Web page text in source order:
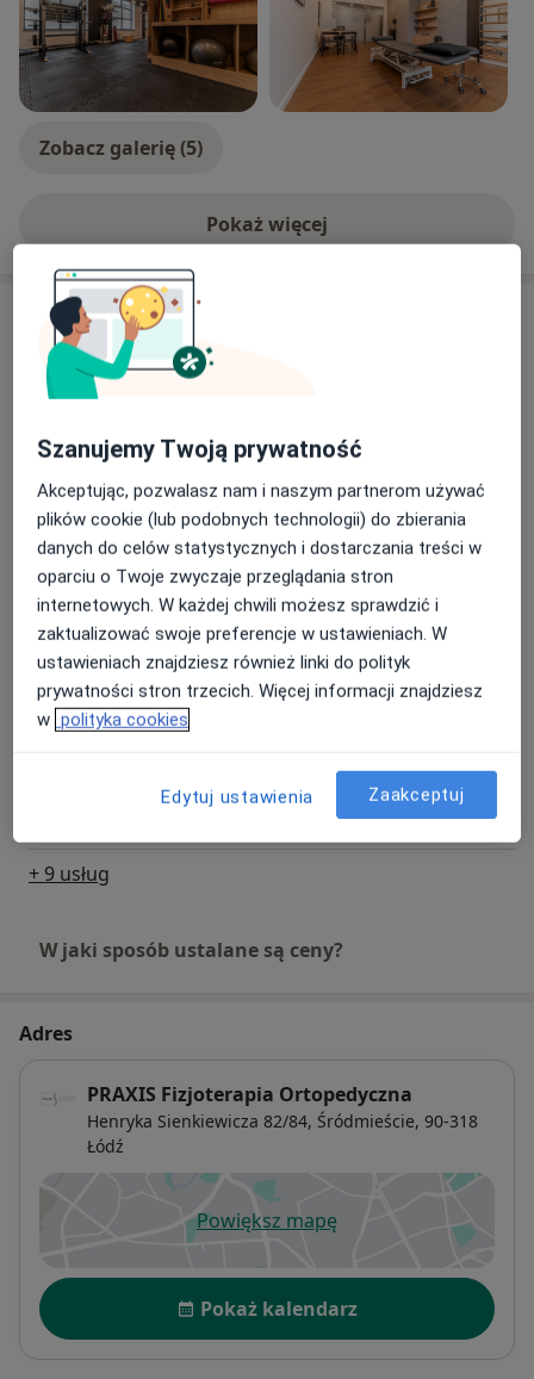
Zobacz galerię (5)
Pokaż więcejo doświadczeniu
Usługi i ceny
Konsultacja fizjoterapeutyczna
Od 200 zł
Drenaż limfatyczny
60 zł - 100 zł Szczegóły Umów wizytę
Fala uderzeniowa
80 zł Szczegóły Umów wizytę
Medyczny trening rehabilitacyjny
Od 170 zł Szczegóły Umów wizytę
Umów wizytę
+ 9 usług
W jaki sposób ustalane są ceny?
Adres
PRAXIS Fizjoterapia Ortopedyczna
Henryka Sienkiewicza 82/84, Śródmieście, 90-318
Łódź
Powiększ mapęotwiera się w nowej karcie
Dostępność
Pokaż kalendarz
Szanujemy Twoją prywatność
Akceptując, pozwalasz nam i naszym partnerom używać
plików cookie (lub podobnych technologii) do zbierania
danych do celów statystycznych i dostarczania treści w
oparciu o Twoje zwyczaje przeglądania stron
internetowych. W każdej chwili możesz sprawdzić i
zaktualizować swoje preferencje w ustawieniach. W
ustawieniach znajdziesz również linki do polityk
prywatności stron trzecich. Więcej informacji znajdziesz
w polityka cookies
Edytuj ustawienia Zaakceptuj